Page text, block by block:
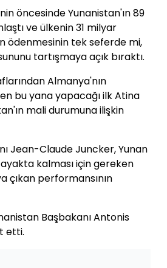
öncesinde Yunanistan'ın 89
ve ülkenin 31 milyar
ödenmesinin tek seferde mi,
tartışmaya açık bıraktı.
Almanya'nın
bu yana yapacağı ilk Atina
mali durumuna ilişkin
Jean-Claude Juncker, Yunan
kalması için gereken
çıkan performansının
Başbakanı Antonis
etti.